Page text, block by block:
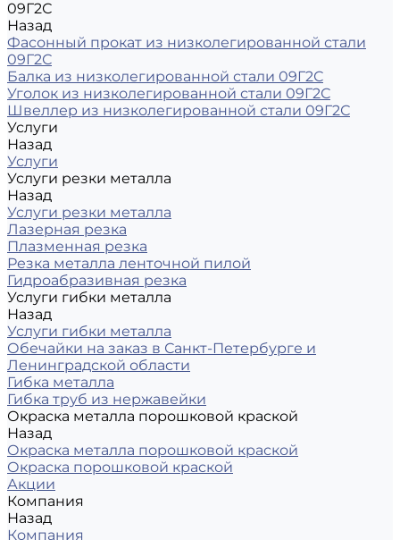
09Г2С
Назад
Фасонный прокат из низколегированной стали
09Г2С
Балка из низколегированной стали 09Г2С
Уголок из низколегированной стали 09Г2С
Швеллер из низколегированной стали 09Г2С
Услуги
Назад
Услуги
Услуги резки металла
Назад
Услуги резки металла
Лазерная резка
Плазменная резка
Резка металла ленточной пилой
Гидроабразивная резка
Услуги гибки металла
Назад
Услуги гибки металла
Обечайки на заказ в Санкт-Петербурге и
Ленинградской области
Гибка металла
Гибка труб из нержавейки
Окраска металла порошковой краской
Назад
Окраска металла порошковой краской
Окраска порошковой краской
Акции
Компания
Назад
Компания